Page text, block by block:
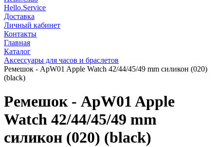
Hello.Service
Доставка
Личный кабинет
Контакты
Главная
Каталог
Аксессуары для часов и браслетов
Ремешок - ApW01 Apple Watch 42/44/45/49 mm силикон (020)
(black)
Ремешок - ApW01 Apple
Watch 42/44/45/49 mm
силикон (020) (black)